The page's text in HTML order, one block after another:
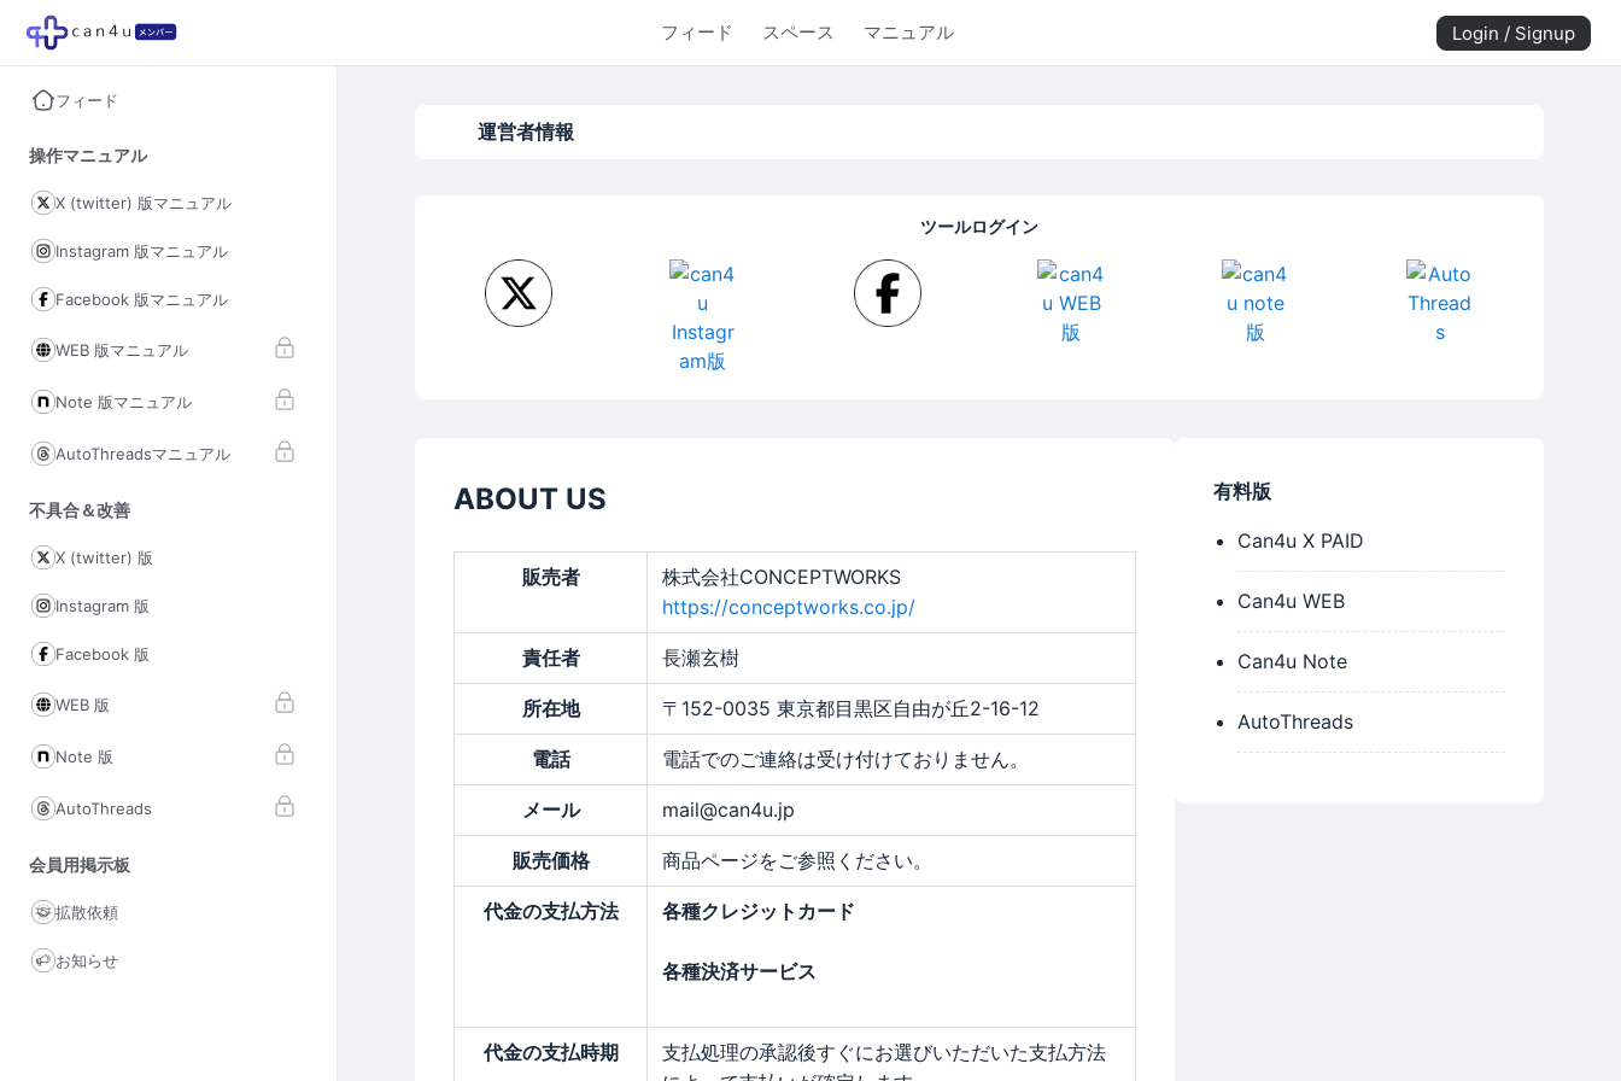
フィード スペース マニュアル Login / Signup
フィード
操作マニュアル
X (twitter) 版マニュアル
Instagram 版マニュアル
Facebook 版マニュアル
WEB 版マニュアル
Note 版マニュアル
AutoThreadsマニュアル
不具合＆改善
X (twitter) 版
Instagram 版
Facebook 版
WEB 版
Note 版
AutoThreads
会員用掲示板
拡散依頼
お知らせ
運営者情報
ツールログイン
ABOUT US
販売者
株式会社CONCEPTWORKS
https://conceptworks.co.jp/
責任者 長瀬玄樹
所在地 〒152-0035 東京都目黒区自由が丘2-16-12
電話 電話でのご連絡は受け付けておりません。
メール mail@can4u.jp
販売価格 商品ページをご参照ください。
代金の支払方法 各種クレジットカード
各種決済サービス
代金の支払時期
支払処理の承認後すぐにお選びいただいた支払方法
有料版
Can4u X PAID
Can4u WEB
Can4u Note
AutoThreads